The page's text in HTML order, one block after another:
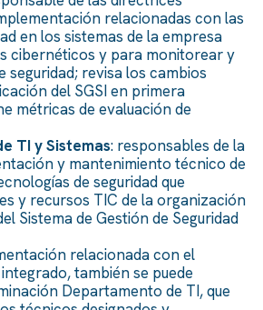
relacionadas con las
en los sistemas de la empresa
cibernéticos y para monitorear y
seguridad; revisa los cambios
del SGSI en primera
métricas de evaluación de
TI y Sistemas: responsables de la
y mantenimiento técnico de
de seguridad que
y recursos TIC de la organización
Sistema de Gestión de Seguridad
relacionada con el
también se puede
Departamento de TI, que